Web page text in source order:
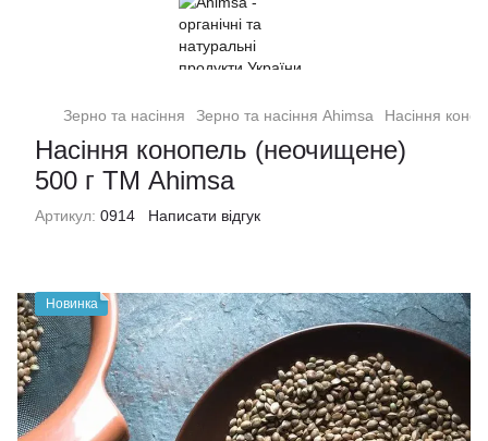
Зерно та насіння Зерно та насіння Ahimsa Насіння
Насіння конопель (неочищене)
500 г ТМ Ahimsa
Артикул: 0914 Написати відгук
Новинка